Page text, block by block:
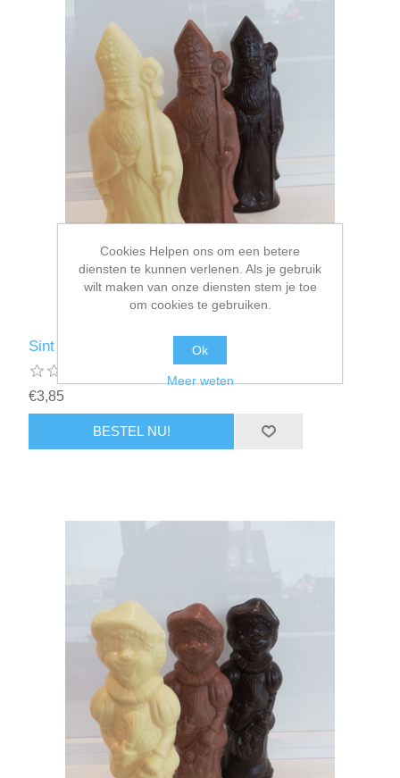
Sint 17cm
€3,85
Cookies Helpen ons om een betere
diensten te kunnen verlenen. Als je gebruik
wilt maken van onze diensten stem je toe
om cookies te gebruiken.
Ok
Meer weten